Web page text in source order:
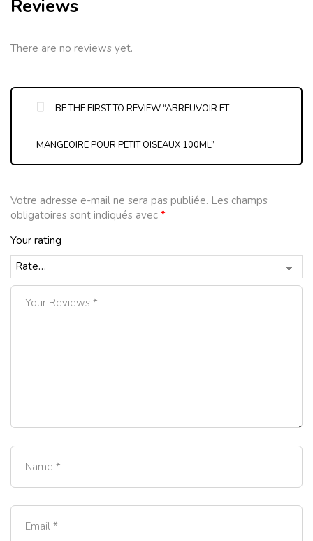
Reviews
There are no reviews yet.
BE THE FIRST TO REVIEW “ABREUVOIR ET
MANGEOIRE POUR PETIT OISEAUX 100ML”
Votre adresse e-mail ne sera pas publiée. Les champs
obligatoires sont indiqués avec *
Your rating